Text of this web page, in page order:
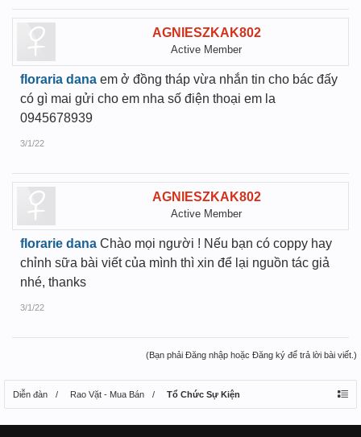
AGNIESZKAK802
Active Member
floraria dana em ở đồng tháp vừa nhắn tin cho bác đấy
có gì mai gửi cho em nha số điện thoại em la
0945678939
3/1/22
AGNIESZKAK802
Active Member
florarie dana Chào mọi người ! Nếu bạn có coppy hay
chỉnh sữa bài viết của mình thì xin để lại nguồn tác giả
nhé, thanks
3/1/22
(Bạn phải Đăng nhập hoặc Đăng ký để trả lời bài viết.)
Diễn đàn Rao Vặt - Mua Bán Tổ Chức Sự Kiện